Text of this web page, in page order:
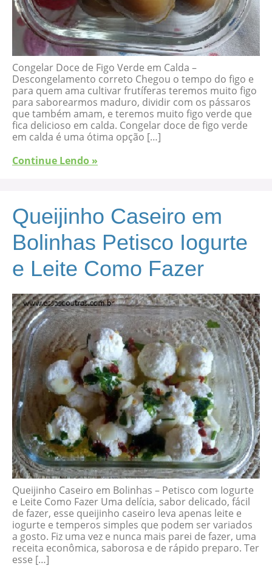
Congelar Doce de Figo Verde em Calda –
Descongelamento correto Chegou o tempo do figo e
para quem ama cultivar frutíferas teremos muito figo
para saborearmos maduro, dividir com os pássaros
que também amam, e teremos muito figo verde que
fica delicioso em calda. Congelar doce de figo verde
em calda é uma ótima opção […]
Continue Lendo »
Queijinho Caseiro em
Bolinhas Petisco Iogurte
e Leite Como Fazer
Queijinho Caseiro em Bolinhas – Petisco com Iogurte
e Leite Como Fazer Uma delícia, sabor delicado, fácil
de fazer, esse queijinho caseiro leva apenas leite e
iogurte e temperos simples que podem ser variados
a gosto. Fiz uma vez e nunca mais parei de fazer, uma
receita econômica, saborosa e de rápido preparo. Ter
esse […]